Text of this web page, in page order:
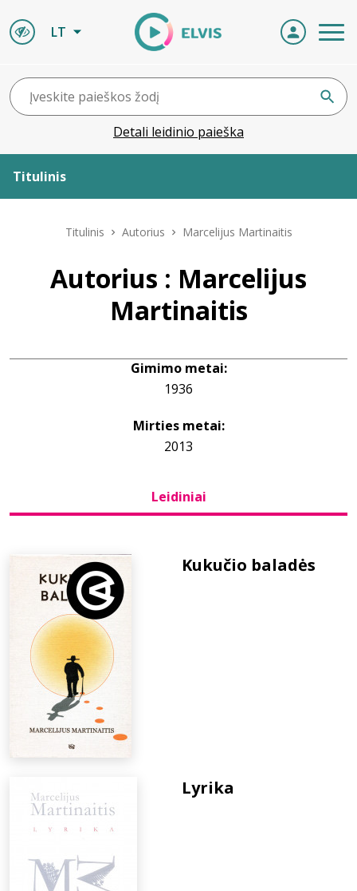
LT
Detali leidinio paieška
Titulinis
Leidiniai
Naujienos
Titulinis Autorius Marcelijus Martinaitis
Autorius : Marcelijus
Martinaitis
Gimimo metai:
1936
Mirties metai:
2013
Leidiniai
Kukučio baladės
Lyrika